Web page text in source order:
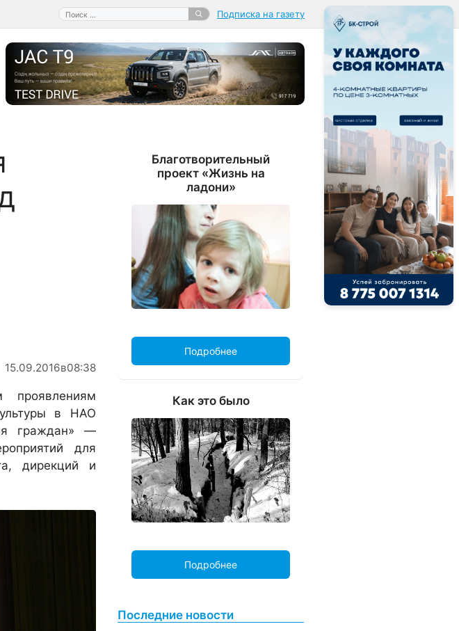
Поиск: Подписка на газету
15.09.2016в08:38
проявлениям
в НАО
граждан» —
для
дирекций и
Благотворительный
проект «Жизнь на
ладони»
Подробнее
Как это было
Подробнее
Последние новости